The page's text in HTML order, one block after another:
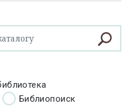
Библиопоиск